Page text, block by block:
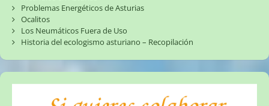
Problemas Energéticos de Asturias
Ocalitos
Los Neumáticos Fuera de Uso
Historia del ecologismo asturiano – Recopilación